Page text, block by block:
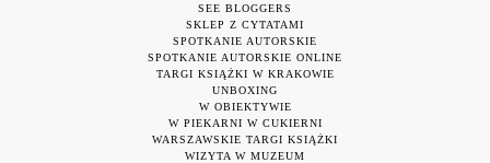
SEE BLOGGERS
SKLEP Z CYTATAMI
SPOTKANIE AUTORSKIE
SPOTKANIE AUTORSKIE ONLINE
TARGI KSIĄŻKI W KRAKOWIE
UNBOXING
W OBIEKTYWIE
W PIEKARNI W CUKIERNI
WARSZAWSKIE TARGI KSIĄŻKI
WIZYTA W MUZEUM